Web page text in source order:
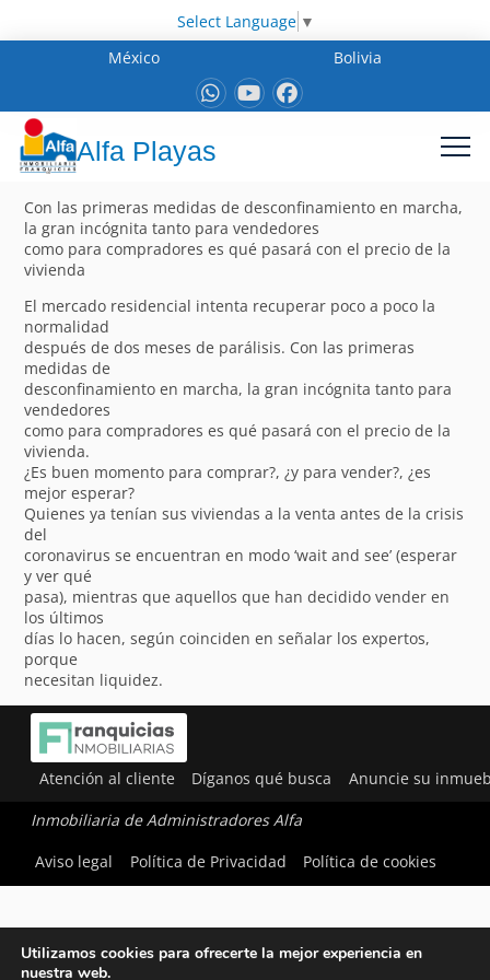
Select Language ▼
México
Bolivia
Alfa Playas
Con las primeras medidas de desconfinamiento en marcha,
la gran incógnita tanto para vendedores
como para compradores es qué pasará con el precio de la
vivienda
El mercado residencial intenta recuperar poco a poco la
normalidad
después de dos meses de parálisis. Con las primeras
medidas de
desconfinamiento en marcha, la gran incógnita tanto para
vendedores
como para compradores es qué pasará con el precio de la
vivienda.
¿Es buen momento para comprar?, ¿y para vender?, ¿es
mejor esperar?
Quienes ya tenían sus viviendas a la venta antes de la crisis
del
coronavirus se encuentran en modo ‘wait and see’ (esperar
y ver qué
pasa), mientras que aquellos que han decidido vender en
los últimos
días lo hacen, según coinciden en señalar los expertos,
porque
necesitan liquidez.
Atención al cliente Díganos qué busca Anuncie su
Inmobiliaria de Administradores Alfa
Aviso legal
Política de Privacidad Política de cookies
Utilizamos cookies para ofrecerte la mejor experiencia en
nuestra web.